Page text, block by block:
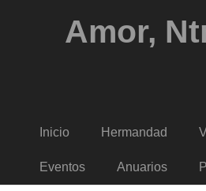
Amor,
Inicio Hermandad
Eventos Anuarios